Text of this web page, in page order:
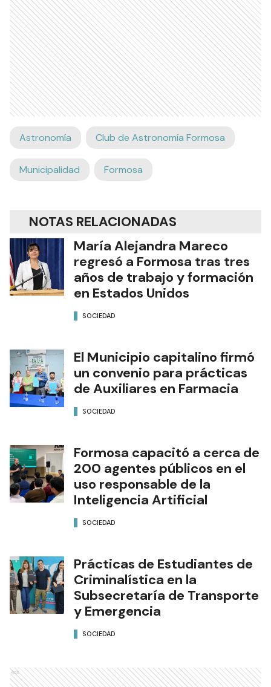
Astronomía Club de Astronomía Formosa
Municipalidad Formosa
NOTAS RELACIONADAS
María Alejandra Mareco
regresó a Formosa tras tres
años de trabajo y formación
en Estados Unidos
SOCIEDAD
El Municipio capitalino firmó
un convenio para prácticas
de Auxiliares en Farmacia
SOCIEDAD
Formosa capacitó a cerca de
200 agentes públicos en el
uso responsable de la
Inteligencia Artificial
SOCIEDAD
Prácticas de Estudiantes de
Criminalística en la
Subsecretaría de Transporte
y Emergencia
SOCIEDAD
Ads